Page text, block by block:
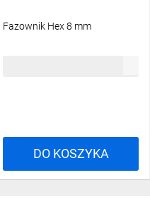
Fazownik Hex 8 mm
DO KOSZYKA